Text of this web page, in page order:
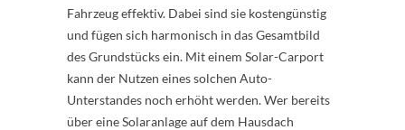
Fahrzeug effektiv. Dabei sind sie kostengünstig
und fügen sich harmonisch in das Gesamtbild
des Grundstücks ein. Mit einem Solar-Carport
kann der Nutzen eines solchen Auto-
Unterstandes noch erhöht werden. Wer bereits
über eine Solaranlage auf dem Hausdach